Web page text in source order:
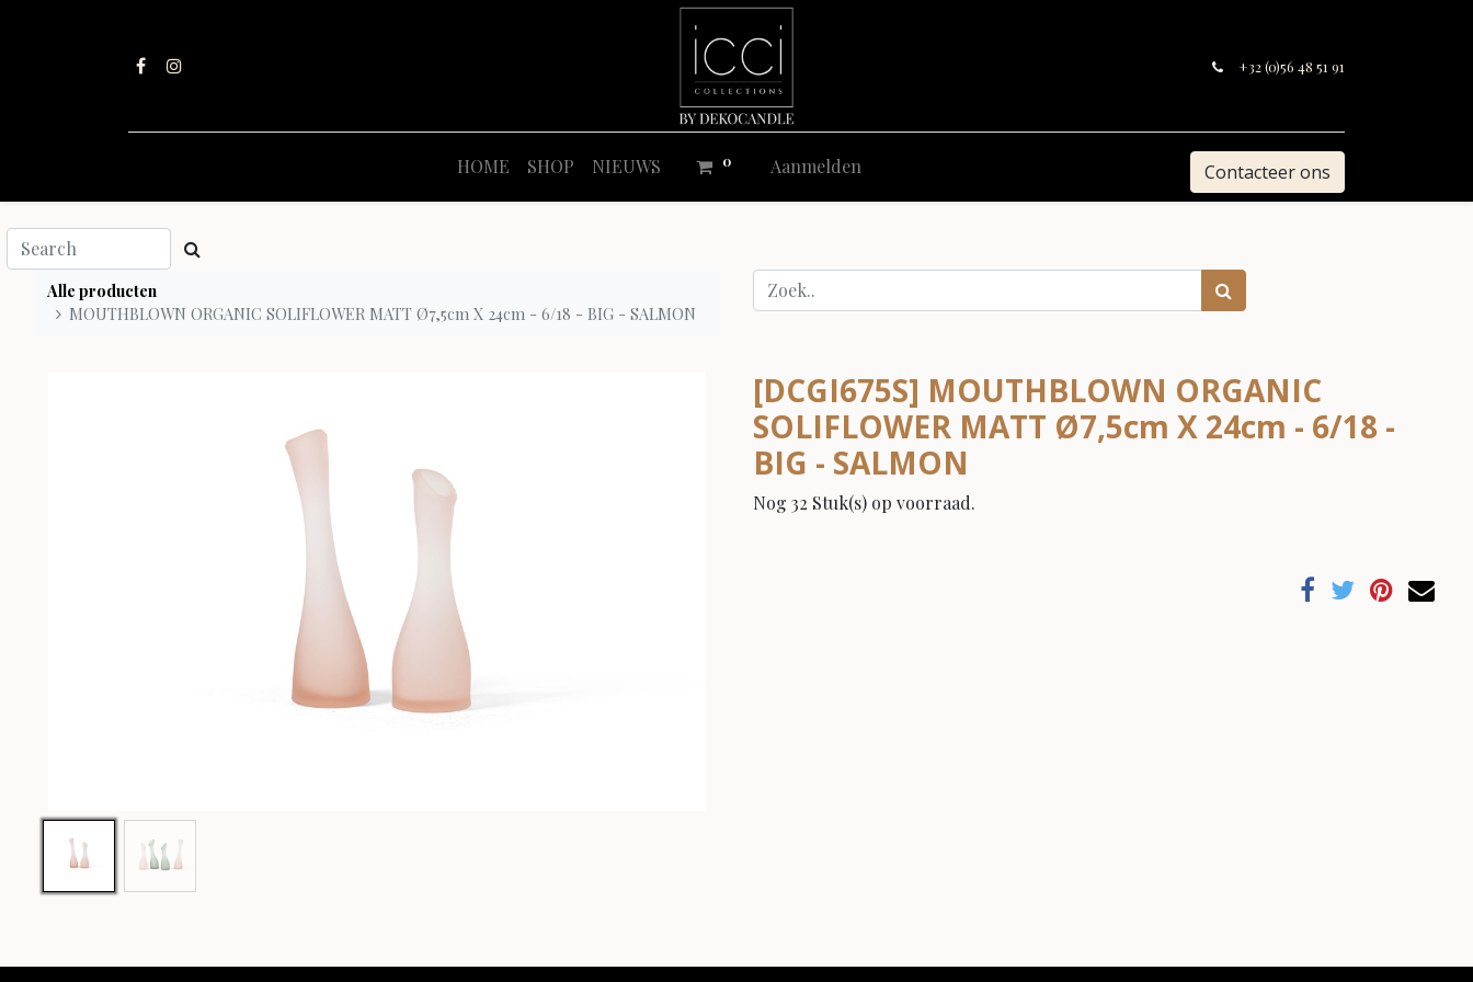
+32 (0)56 48 51 91
HOME SHOP NIEUWS 0 Aanmelden Contacteer ons
Alle producten
MOUTHBLOWN ORGANIC SOLIFLOWER MATT Ø7,5cm X 24cm - 6/18 - BIG - SALMON
[DCGI675S] MOUTHBLOWN ORGANIC
SOLIFLOWER MATT Ø7,5cm X 24cm - 6/18 -
BIG - SALMON
Nog 32 Stuk(s) op voorraad.